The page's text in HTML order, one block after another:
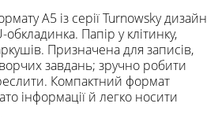
A5 із серії Turnowsky дизайн
Папір у клітинку,
Призначена для записів,
завдань; зручно робити
Компактний формат
інформації й легко носити